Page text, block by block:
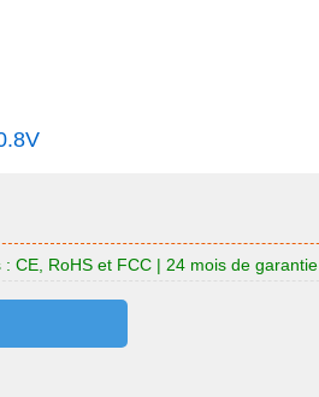
CE, RoHS et FCC | 24 mois de garantie